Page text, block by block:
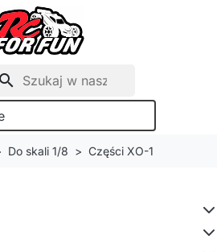
search
Do skali 1/8 Części XO-1